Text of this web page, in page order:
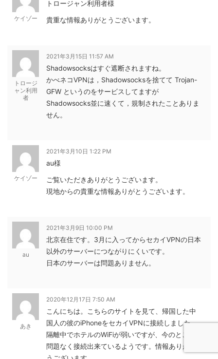
ケイゾー
トロージャン利用者様
貴重な情報ありがとうございます。
トロージ
ャン利用
者
2021年3月15日 11:57 AM
Shadowsocksはすぐ遮断されますね。
かべネコVPNは，Shadowsocksを捨てて Trojan-
GFW というのをサービスしてますが
Shadowsocks並に速くて，規制されたことありま
せん。
ケイゾー
2021年3月10日 1:22 PM
au様
ご覧いただきありがとうございます。
現地からの貴重な情報ありがとうございます。
au
2021年3月9日 10:00 PM
北京在住です。3月に入ってからセカイVPNの日本
以外のサーバーにつながりにくいです。
日本のサーバーは問題ありません。
あき
2020年12月17日 7:50 AM
こんにちは。こちらのサイトを見て、帰国した中
国人の彼のiPhoneをセカイVPNに接続しました。
隔離中でホテルのWiFiが弱いですが、今のところ
問題なく接続出来ているようです。情報ありがと